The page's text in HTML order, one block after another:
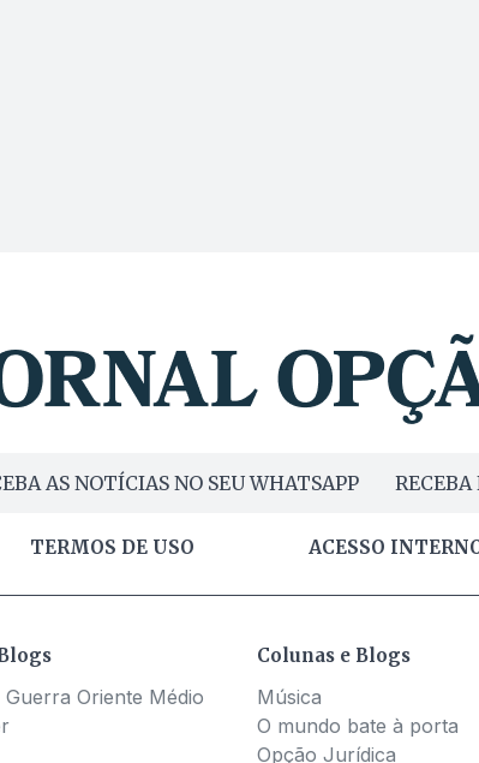
AS NOTÍCIAS NO SEU WHATSAPP
TERMOS DE USO ACESSO
Guerra Oriente Médio
Colunas e Blogs
Música
O mundo bate à porta
Opção Jurídica